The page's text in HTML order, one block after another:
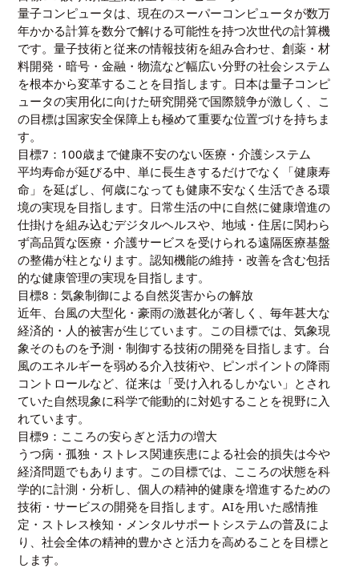
量子コンピュータは、現在のスーパーコンピュータが数万
年かかる計算を数分で解ける可能性を持つ次世代の計算機
です。量子技術と従来の情報技術を組み合わせ、創薬・材
料開発・暗号・金融・物流など幅広い分野の社会システム
を根本から変革することを目指します。日本は量子コンピ
ュータの実用化に向けた研究開発で国際競争が激しく、こ
の目標は国家安全保障上も極めて重要な位置づけを持ちま
す。
目標7：100歳まで健康不安のない医療・介護システム
平均寿命が延びる中、単に長生きするだけでなく「健康寿
命」を延ばし、何歳になっても健康不安なく生活できる環
境の実現を目指します。日常生活の中に自然に健康増進の
仕掛けを組み込むデジタルヘルスや、地域・住居に関わら
ず高品質な医療・介護サービスを受けられる遠隔医療基盤
の整備が柱となります。認知機能の維持・改善を含む包括
的な健康管理の実現を目指します。
目標8：気象制御による自然災害からの解放
近年、台風の大型化・豪雨の激甚化が著しく、毎年甚大な
経済的・人的被害が生じています。この目標では、気象現
象そのものを予測・制御する技術の開発を目指します。台
風のエネルギーを弱める介入技術や、ピンポイントの降雨
コントロールなど、従来は「受け入れるしかない」とされ
ていた自然現象に科学で能動的に対処することを視野に入
れています。
目標9：こころの安らぎと活力の増大
うつ病・孤独・ストレス関連疾患による社会的損失は今や
経済問題でもあります。この目標では、こころの状態を科
学的に計測・分析し、個人の精神的健康を増進するための
技術・サービスの開発を目指します。AIを用いた感情推
定・ストレス検知・メンタルサポートシステムの普及によ
り、社会全体の精神的豊かさと活力を高めることを目標と
します。